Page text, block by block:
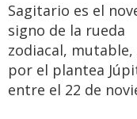
Sagitario es el
signo de la rueda
zodiacal,
por el plantea
entre el 22 de